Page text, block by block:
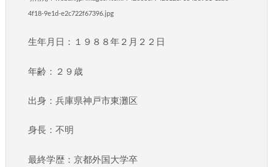
4f18-9e1d-e2c722f67396.jpg
生年月日：１９８８年２月２２日
年齢：２９歳
出身：兵庫県神戸市東灘区
身長：不明
最終学歴：京都外国大学卒